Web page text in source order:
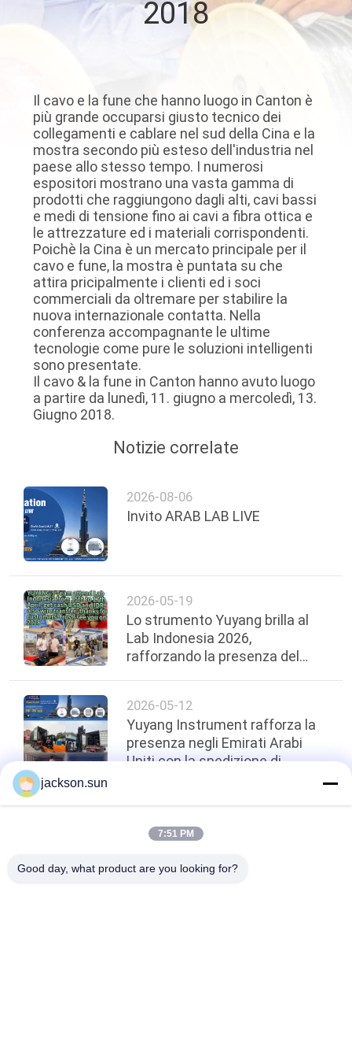
DELLA
FABBRICA
CONTATTICI
NOTIZIE
RICHIEDA
UNA
CITAZIONE
MAPPA
DEL
SITO
POLITICA
SULLA
2018
Il cavo e la fune che hanno luogo in Canton è
più grande occuparsi giusto tecnico dei
collegamenti e cablare nel sud della Cina e la
mostra secondo più esteso dell'industria nel
paese allo stesso tempo. I numerosi
espositori mostrano una vasta gamma di
prodotti che raggiungono dagli alti, cavi bassi
e medi di tensione fino ai cavi a fibra ottica e
le attrezzature ed i materiali corrispondenti.
Poichè la Cina è un mercato principale per il
cavo e fune, la mostra è puntata su che
attira pricipalmente i clienti ed i soci
commerciali da oltremare per stabilire la
nuova internazionale contatta. Nella
conferenza accompagnante le ultime
tecnologie come pure le soluzioni intelligenti
sono presentate.
Il cavo & la fune in Canton hanno avuto luogo
a partire da lunedì, 11. giugno a mercoledì, 13.
Giugno 2018.
Notizie correlate
2026-08-06
Invito ARAB LAB LIVE
2026-05-19
Lo strumento Yuyang brilla al
Lab Indonesia 2026,
rafforzando la presenza del
2026-05-12
Yuyang Instrument rafforza la
presenza negli Emirati Arabi
Uniti con la spedizione di
top
jackson.sun
7:51 PM
Good day, what product are you looking for?